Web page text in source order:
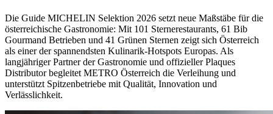
Die Guide MICHELIN Selektion 2026 setzt neue Maßstäbe für die
österreichische Gastronomie: Mit 101 Sternerestaurants, 61 Bib
Gourmand Betrieben und 41 Grünen Sternen zeigt sich Österreich
als einer der spannendsten Kulinarik-Hotspots Europas. Als
langjähriger Partner der Gastronomie und offizieller Plaques
Distributor begleitet METRO Österreich die Verleihung und
unterstützt Spitzenbetriebe mit Qualität, Innovation und
Verlässlichkeit.